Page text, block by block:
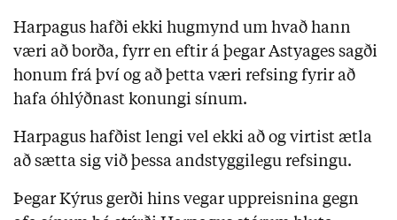
Harpagus hafði ekki hugmynd um hvað hann
væri að borða, fyrr en eftir á þegar Astyages sagði
honum frá því og að þetta væri refsing fyrir að
hafa óhlýðnast konungi sínum.
Harpagus hafðist lengi vel ekki að og virtist ætla
að sætta sig við þessa andstyggilegu refsingu.
Þegar Kýrus gerði hins vegar uppreisnina gegn